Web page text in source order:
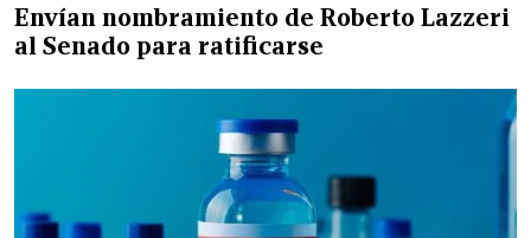
Envían nombramiento de Roberto Lazzeri
al Senado para ratificarse